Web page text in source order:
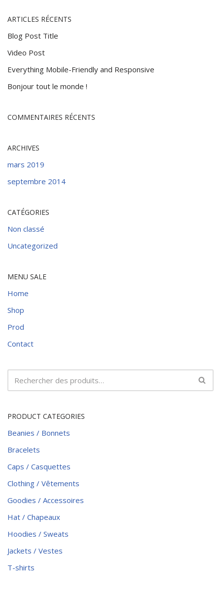
ARTICLES RÉCENTS
Blog Post Title
Video Post
Everything Mobile-Friendly and Responsive
Bonjour tout le monde !
COMMENTAIRES RÉCENTS
ARCHIVES
mars 2019
septembre 2014
CATÉGORIES
Non classé
Uncategorized
MENU SALE
Home
Shop
Prod
Contact
PRODUCT CATEGORIES
Beanies / Bonnets
Bracelets
Caps / Casquettes
Clothing / Vêtements
Goodies / Accessoires
Hat / Chapeaux
Hoodies / Sweats
Jackets / Vestes
T-shirts